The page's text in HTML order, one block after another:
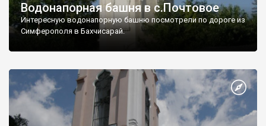
Водонапорная башня в с.Почтовое
Интересную водонапорную башню посмотрели по дороге из
Симферополя в Бахчисарай.